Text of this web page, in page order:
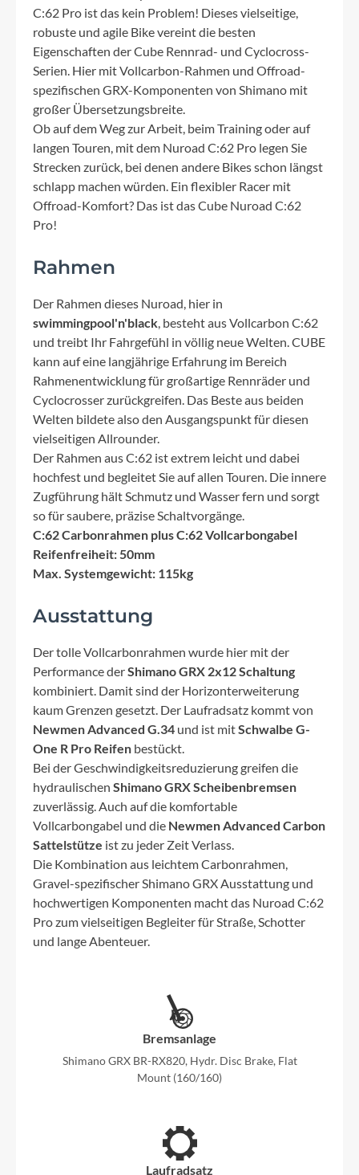
C:62 Pro ist das kein Problem! Dieses vielseitige,
robuste und agile Bike vereint die besten
Eigenschaften der Cube Rennrad- und Cyclocross-
Serien. Hier mit Vollcarbon-Rahmen und Offroad-
spezifischen GRX-Komponenten von Shimano mit
großer Übersetzungsbreite.
Ob auf dem Weg zur Arbeit, beim Training oder auf
langen Touren, mit dem Nuroad C:62 Pro legen Sie
Strecken zurück, bei denen andere Bikes schon längst
schlapp machen würden. Ein flexibler Racer mit
Offroad-Komfort? Das ist das Cube Nuroad C:62
Pro!
Rahmen
Der Rahmen dieses Nuroad, hier in
swimmingpool'n'black, besteht aus Vollcarbon C:62
und treibt Ihr Fahrgefühl in völlig neue Welten. CUBE
kann auf eine langjährige Erfahrung im Bereich
Rahmenentwicklung für großartige Rennräder und
Cyclocrosser zurückgreifen. Das Beste aus beiden
Welten bildete also den Ausgangspunkt für diesen
vielseitigen Allrounder.
Der Rahmen aus C:62 ist extrem leicht und dabei
hochfest und begleitet Sie auf allen Touren. Die innere
Zugführung hält Schmutz und Wasser fern und sorgt
so für saubere, präzise Schaltvorgänge.
C:62 Carbonrahmen plus C:62 Vollcarbongabel
Reifenfreiheit: 50mm
Max. Systemgewicht: 115kg
Ausstattung
Der tolle Vollcarbonrahmen wurde hier mit der
Performance derShimano GRX 2x12 Schaltung
kombiniert. Damit sind der Horizonterweiterung
kaum Grenzen gesetzt. Der Laufradsatz kommt von
Newmen Advanced G.34 und ist mitSchwalbe G-
One R Pro Reifen bestückt.
Bei der Geschwindigkeitsreduzierung greifen die
hydraulischen Shimano GRX Scheibenbremsen
zuverlässig. Auch auf die komfortable
Vollcarbongabel und die Newmen Advanced Carbon
Sattelstütze ist zu jeder Zeit Verlass.
Die Kombination aus leichtem Carbonrahmen,
Gravel-spezifischer Shimano GRX Ausstattung und
hochwertigen Komponenten macht das Nuroad C:62
Pro zum vielseitigen Begleiter für Straße, Schotter
und lange Abenteuer.
Bremsanlage
Shimano GRX BR-RX820, Hydr. Disc Brake, Flat
Mount (160/160)
Laufradsatz